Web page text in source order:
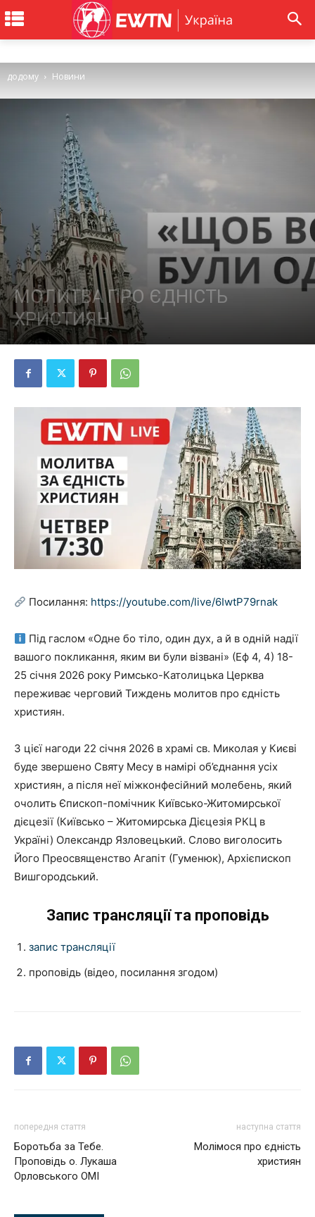
додому Новини
МОЛИТВА ПРО ЄДНІСТЬ
ХРИСТИЯН
Посилання: https://youtube.com/live/6IwtP79rnak
Під гаслом «Одне бо тіло, один дух, а й в одній надії
вашого покликання, яким ви були візвані» (Еф 4, 4) 18-
25 січня 2026 року Римсько-Католицька Церква
переживає черговий Тиждень молитов про єдність
християн.
З цієї нагоди 22 січня 2026 в храмі св. Миколая у Києві
буде звершено Святу Месу в намірі об’єднання усіх
християн, а після неї міжконфесійний молебень, який
очолить Єпископ-помічник Київсько-Житомирської
дієцезії (Київсько – Житомирська Дієцезія РКЦ в
Україні) Олександр Язловецький. Слово виголосить
Його Преосвященство Агапіт (Гуменюк), Архієпископ
Вишгородський.
Запис трансляції та проповідь
запис трансляції
проповідь (відео, посилання згодом)
попередня стаття
Боротьба за Тебе.
Проповідь о. Лукаша
Орловського ОМІ
наступна стаття
Молімося про єдність
християн